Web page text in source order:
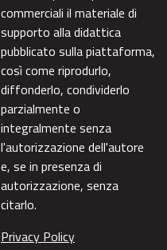
commerciali il materiale di
supporto alla didattica
pubblicato sulla piattaforma,
così come riprodurlo,
diffonderlo, condividerlo
parzialmente o
integralmente senza
l'autorizzazione dell'autore
e, se in presenza di
autorizzazione, senza
citarlo.
Privacy Policy